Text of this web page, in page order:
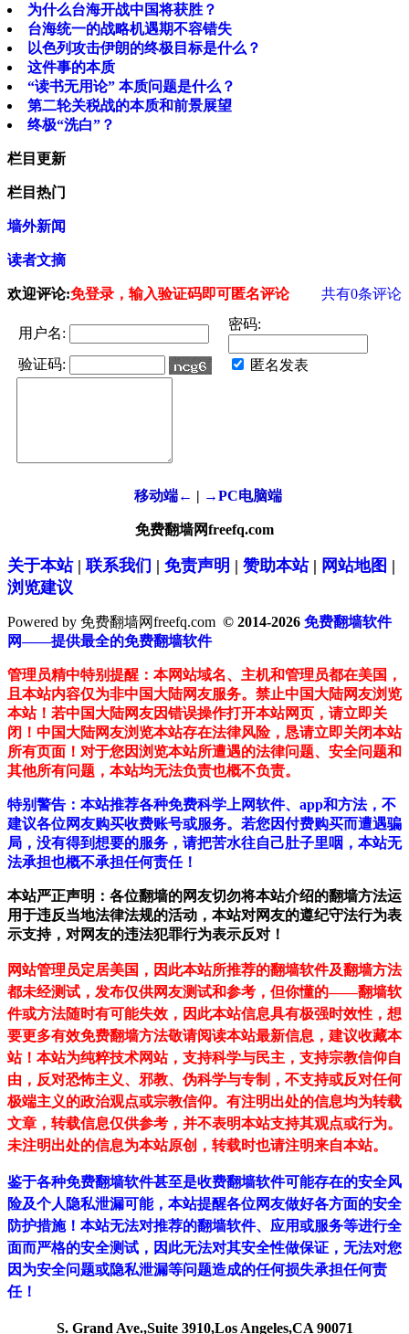
为什么台海开战中国将获胜？
台海统一的战略机遇期不容错失
以色列攻击伊朗的终极目标是什么？
这件事的本质
“读书无用论” 本质问题是什么？
第二轮关税战的本质和前景展望
终极“洗白”？
栏目更新
栏目热门
墙外新闻
读者文摘
欢迎评论:免登录，输入验证码即可匿名评论 共有0条评论
用户名:
密码:
验证码: 匿名发表
移动端← | →PC电脑端
免费翻墙网freefq.com
关于本站| 联系我们 | 免责声明 | 赞助本站| 网站地图 |
浏览建议
Powered by 免费翻墙网freefq.com © 2014-2026 免费翻墙软件
网——提供最全的免费翻墙软件
管理员精中特别提醒：本网站域名、主机和管理员都在美国，
且本站内容仅为非中国大陆网友服务。禁止中国大陆网友浏览
本站！若中国大陆网友因错误操作打开本站网页，请立即关
闭！中国大陆网友浏览本站存在法律风险，恳请立即关闭本站
所有页面！对于您因浏览本站所遭遇的法律问题、安全问题和
其他所有问题，本站均无法负责也概不负责。
特别警告：本站推荐各种免费科学上网软件、app和方法，不
建议各位网友购买收费账号或服务。若您因付费购买而遭遇骗
局，没有得到想要的服务，请把苦水往自己肚子里咽，本站无
法承担也概不承担任何责任！
本站严正声明：各位翻墙的网友切勿将本站介绍的翻墙方法运
用于违反当地法律法规的活动，本站对网友的遵纪守法行为表
示支持，对网友的违法犯罪行为表示反对！
网站管理员定居美国，因此本站所推荐的翻墙软件及翻墙方法
都未经测试，发布仅供网友测试和参考，但你懂的——翻墙软
件或方法随时有可能失效，因此本站信息具有极强时效性，想
要更多有效免费翻墙方法敬请阅读本站最新信息，建议收藏本
站！ 本站为纯粹技术网站，支持科学与民主，支持宗教信仰自
由，反对恐怖主义、邪教、伪科学与专制，不支持或反对任何
极端主义的政治观点或宗教信仰。有注明出处的信息均为转载
文章，转载信息仅供参考，并不表明本站支持其观点或行为。
未注明出处的信息为本站原创，转载时也请注明来自本站。
鉴于各种免费翻墙软件甚至是收费翻墙软件可能存在的安全风
险及个人隐私泄漏可能，本站提醒各位网友做好各方面的安全
防护措施！本站无法对推荐的翻墙软件、应用或服务等进行全
面而严格的安全测试，因此无法对其安全性做保证，无法对您
因为安全问题或隐私泄漏等问题造成的任何损失承担任何责
任！
S. Grand Ave.,Suite 3910,Los Angeles,CA 90071